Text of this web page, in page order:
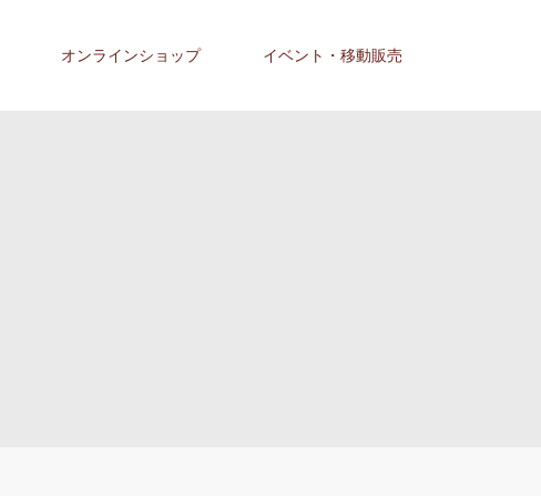
オンラインショップ イベント・移動販売